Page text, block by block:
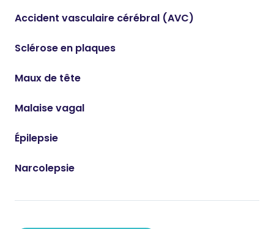
Accident vasculaire cérébral (AVC)
Sclérose en plaques
Maux de tête
Malaise vagal
Épilepsie
Narcolepsie